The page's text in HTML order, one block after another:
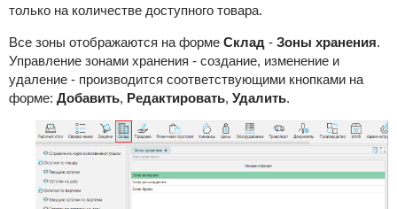
только на количестве доступного товара.
Все зоны отображаются на форме Склад - Зоны хранения.
Управление зонами хранения - создание, изменение и
удаление - производится соответствующими кнопками на
форме: Добавить, Редактировать, Удалить.